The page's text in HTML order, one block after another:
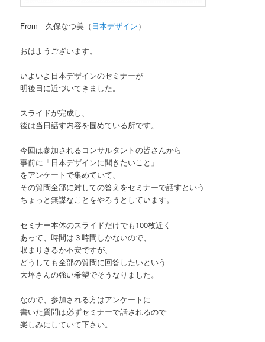
From 久保なつ美（ 日本デザイン）
おはようございます。
いよいよ日本デザインのセミナーが
明後日に近づいてきました。
スライドが完成し、
後は当日話す内容を固めている所です。
今回は参加されるコンサルタントの皆さんから
事前に「日本デザインに聞きたいこと」
をアンケートで集めていて、
その質問全部に対しての答えをセミナーで話すという
ちょっと無謀なことをやろうとしています。
セミナー本体のスライドだけでも100枚近く
あって、時間は３時間しかないので、
収まりきるか不安ですが、
どうしても全部の質問に回答したいという
大坪さんの強い希望でそうなりました。
なので、参加される方はアンケートに
書いた質問は必ずセミナーで話されるので
楽しみにしていて下さい。